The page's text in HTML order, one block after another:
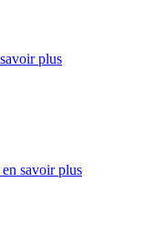
plus
savoir plus